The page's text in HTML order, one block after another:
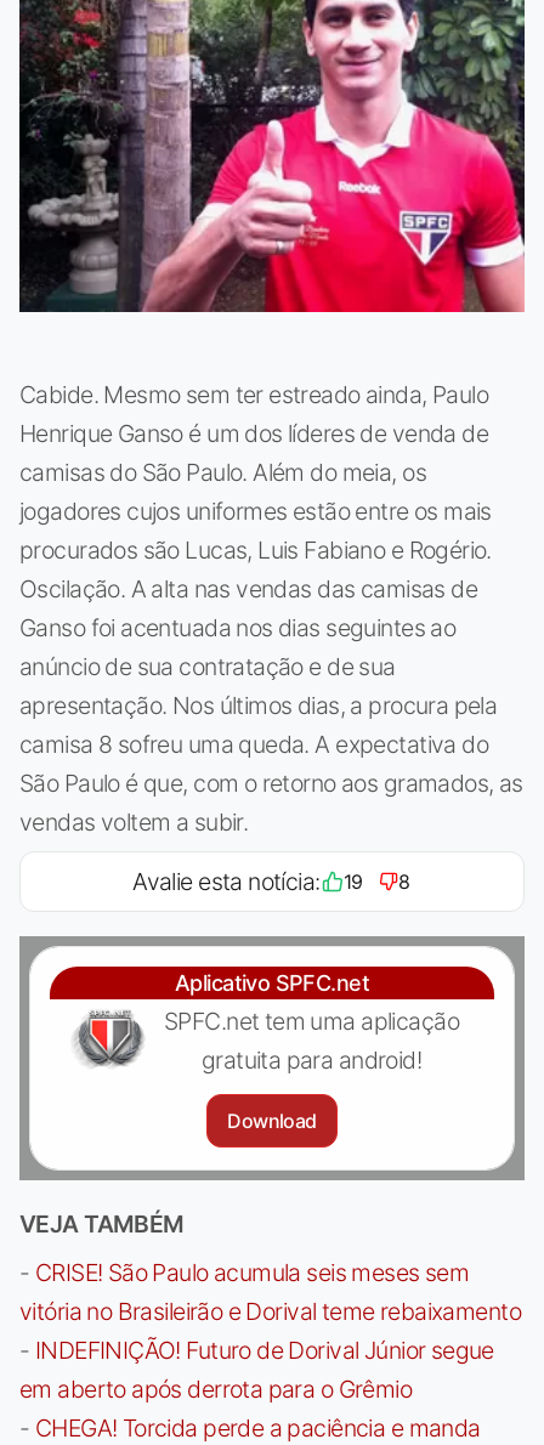
Cabide. Mesmo sem ter estreado ainda, Paulo
Henrique Ganso é um dos líderes de venda de
camisas do São Paulo. Além do meia, os
jogadores cujos uniformes estão entre os mais
procurados são Lucas, Luis Fabiano e Rogério.
Oscilação. A alta nas vendas das camisas de
Ganso foi acentuada nos dias seguintes ao
anúncio de sua contratação e de sua
apresentação. Nos últimos dias, a procura pela
camisa 8 sofreu uma queda. A expectativa do
São Paulo é que, com o retorno aos gramados, as
vendas voltem a subir.
Avalie esta notícia: 19 8
Aplicativo SPFC.net
SPFC.net tem uma aplicação
gratuita para android!
Download
VEJA TAMBÉM
- CRISE! São Paulo acumula seis meses sem
vitória no Brasileirão e Dorival teme rebaixamento
- INDEFINIÇÃO! Futuro de Dorival Júnior segue
em aberto após derrota para o Grêmio
- CHEGA! Torcida perde a paciência e manda